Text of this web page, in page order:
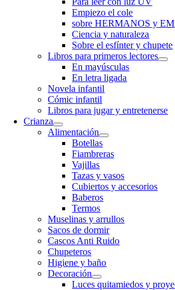
Empiezo el cole
sobre HERMANOS y
Ciencia y naturaleza
Sobre el esfínter y chupete
Libros para primeros lectores
En mayúsculas
En letra ligada
Novela infantil
Cómic infantil
Libros para jugar y entretenerse
Crianza
Alimentación
Botellas
Fiambreras
Vajillas
Tazas y vasos
Cubiertos y accesorios
Baberos
Termos
Muselinas y arrullos
Sacos de dormir
Cascos Anti Ruido
Chupeteros
Higiene y baño
Decoración
Luces quitamiedos y